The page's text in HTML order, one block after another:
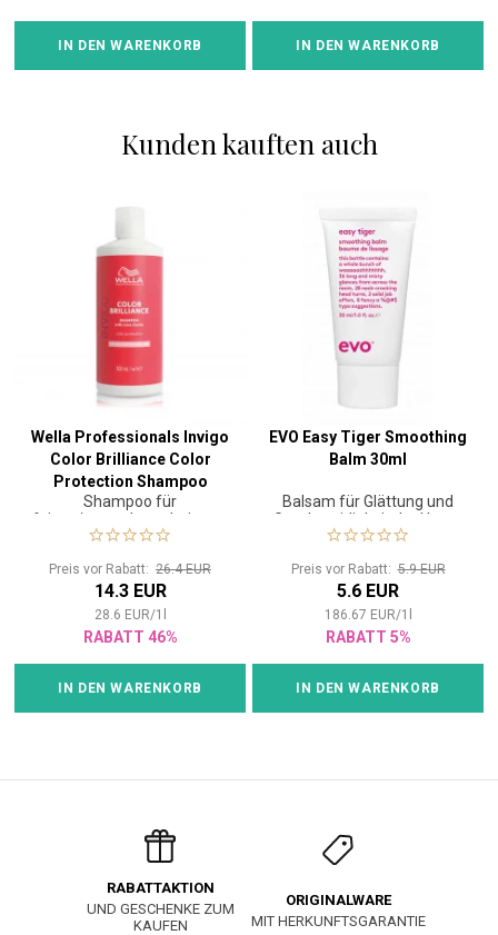
IN DEN WARENKORB IN DEN WARENKORB
Kunden kauften auch
Wella Professionals Invigo
Color Brilliance Color
Protection Shampoo
Normal 500 ml NEW
Shampoo für
feines/normales coloriertes
Haar
Preis vor Rabatt: 26.4 EUR
14.3 EUR
28.6 EUR/1
RABATT 46%
IN DEN WARENKORB
EVO Easy Tiger Smoothing
Balm 30ml
Balsam für Glättung und
Geschmeidigkeit der Haare
Preis vor Rabatt:5.9 EUR
5.6 EUR
186.67 EUR/1
RABATT 5%
IN DEN WARENKORB
RABATTAKTION
UND GESCHENKE ZUM
KAUFEN
ORIGINALWARE
MIT HERKUNFTSGARANTIE